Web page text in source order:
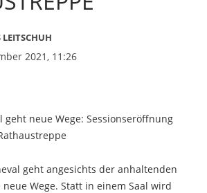
2021, 11:26
geht neue Wege: Sessionseröffnung
geht angesichts der anhaltenden
neue Wege. Statt in einem Saal wird